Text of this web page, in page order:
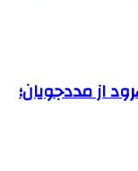
از مددجویان؛